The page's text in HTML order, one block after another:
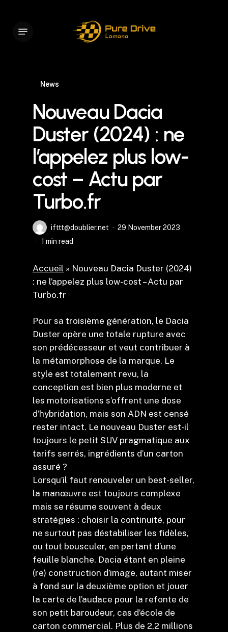
main
News
Nouveau Dacia
Duster (2024) : ne
l’appelez plus low-
cost – Actu par
Turbo.fr
ifttt@doublier.net
29 November 2023
1 min read
Accueil » Nouveau Dacia Duster (2024)
: ne l’appelez plus low-cost – Actu par
Turbo.fr
Pour sa troisième génération, le Dacia
Duster opère une totale rupture avec
son prédécesseur et veut contribuer à
la métamorphose de la marque. Le
style est totalement revu, la
conception est bien plus moderne et
les motorisations s’offrent une dose
d’hybridation, mais son ADN est censé
rester intact. Le nouveau Duster est-il
toujours le petit SUV pragmatique aux
tarifs serrés, ingrédients d’un carton
assuré ?
Lorsqu’il faut renouveler un best-seller,
la manœuvre est toujours complexe
mais se résume souvent à deux
stratégies : choisir la continuité, pour
ne surtout pas déstabiliser les fidèles,
ou tout bousculer, en partant d’une
feuille blanche. Dacia étant en pleine
(re) construction d’image, autant miser
à fond sur la deuxième option et jouer
la carte de l’audace pour la refonte de
son petit baroudeur, cas d’école de
carton commercial. Plus de 2,2 millions